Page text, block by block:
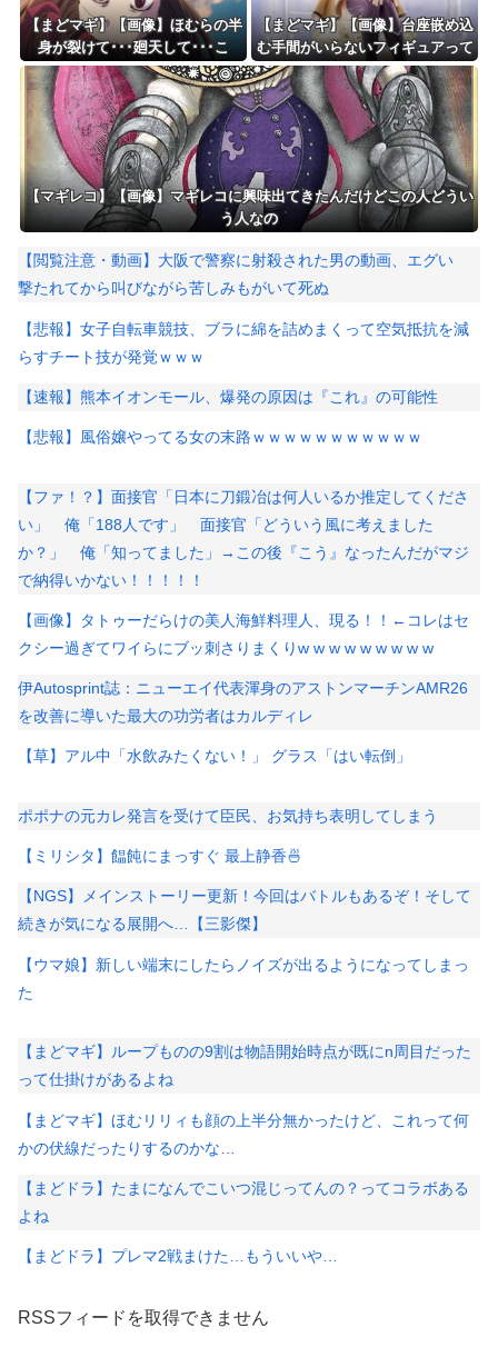
【まどマギ】【画像】ほむらの半
身が裂けて･･･廻天して･･･こ
れ･･･
【まどマギ】【画像】台座嵌め込
む手間がいらないフィギュアって
いいなと思うこの頃
【マギレコ】【画像】マギレコに興味出てきたんだけどこの人どうい
う人なの
【閲覧注意・動画】大阪で警察に射殺された男の動画、エグい
撃たれてから叫びながら苦しみもがいて死ぬ
【悲報】女子自転車競技、ブラに綿を詰めまくって空気抵抗を減
らすチート技が発覚ｗｗｗ
【速報】熊本イオンモール、爆発の原因は『これ』の可能性
【悲報】風俗嬢やってる女の末路ｗｗｗｗｗｗｗｗｗｗｗ
【ファ！？】面接官「日本に刀鍛冶は何人いるか推定してくださ
い」 俺「188人です」 面接官「どういう風に考えました
か？」 俺「知ってました」→この後『こう』なったんだがマジ
で納得いかない！！！！！
【画像】タトゥーだらけの美人海鮮料理人、現る！！←コレはセ
クシー過ぎてワイらにブッ刺さりまくりw w w w w w w w w
伊Autosprint誌：ニューエイ代表渾身のアストンマーチンAMR26
を改善に導いた最大の功労者はカルディレ
【草】アル中「水飲みたくない！」 グラス「はい転倒」
ポポナの元カレ発言を受けて臣民、お気持ち表明してしまう
【ミリシタ】饂飩にまっすぐ 最上静香🍜
【NGS】メインストーリー更新！今回はバトルもあるぞ！そして
続きが気になる展開へ…【三影傑】
【ウマ娘】新しい端末にしたらノイズが出るようになってしまっ
た
【まどマギ】ループものの9割は物語開始時点が既にn周目だった
って仕掛けがあるよね
【まどマギ】ほむリリィも顔の上半分無かったけど、これって何
かの伏線だったりするのかな…
【まどドラ】たまになんでこいつ混じってんの？ってコラボある
よね
【まどドラ】プレマ2戦まけた…もういいや…
RSSフィードを取得できません